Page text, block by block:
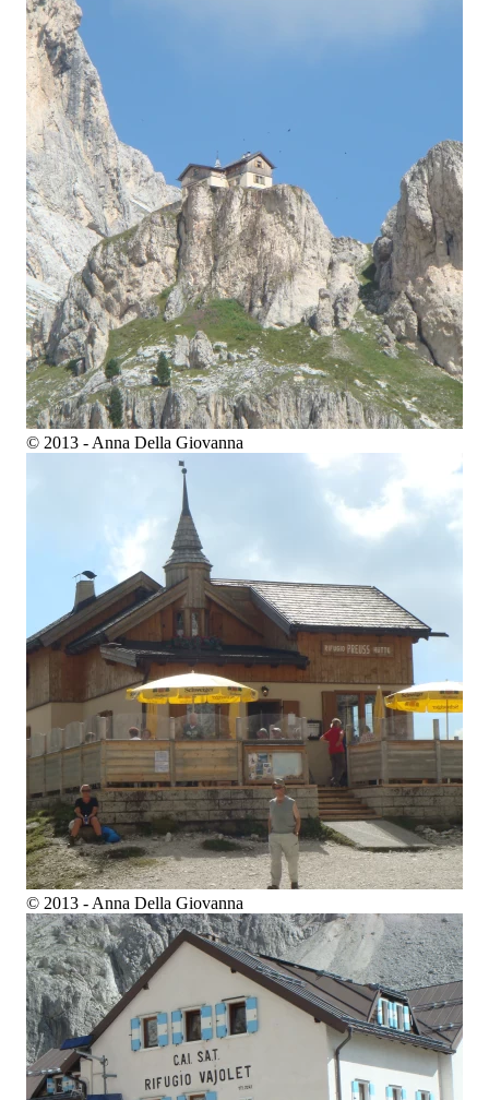
© 2013 - Anna Della Giovanna
© 2013 - Anna Della Giovanna